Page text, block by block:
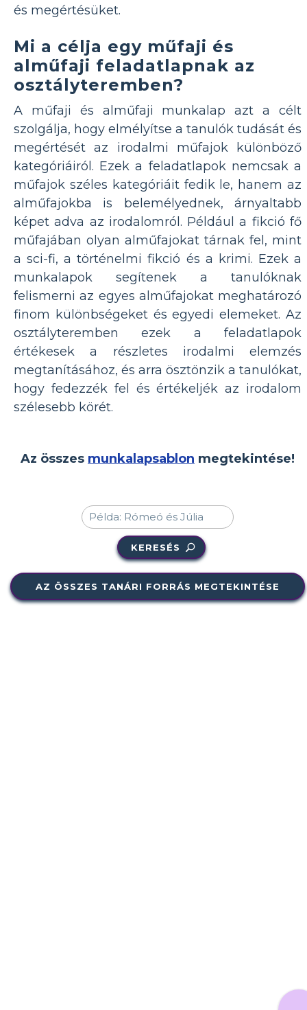
és megértésüket.
Mi a célja egy műfaji és
alműfaji feladatlapnak az
osztályteremben?
A műfaji és alműfaji munkalap azt a célt
szolgálja, hogy elmélyítse a tanulók tudását és
megértését az irodalmi műfajok különböző
kategóriáiról. Ezek a feladatlapok nemcsak a
műfajok széles kategóriáit fedik le, hanem az
alműfajokba is belemélyednek, árnyaltabb
képet adva az irodalomról. Például a fikció fő
műfajában olyan alműfajokat tárnak fel, mint
a sci-fi, a történelmi fikció és a krimi. Ezek a
munkalapok segítenek a tanulóknak
felismerni az egyes alműfajokat meghatározó
finom különbségeket és egyedi elemeket. Az
osztályteremben ezek a feladatlapok
értékesek a részletes irodalmi elemzés
megtanításához, és arra ösztönzik a tanulókat,
hogy fedezzék fel és értékeljék az irodalom
szélesebb körét.
Az összes munkalapsablon megtekintése!
KERESÉS
AZ ÖSSZES TANÁRI FORRÁS MEGTEKINTÉSE